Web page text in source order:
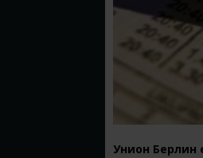
Унион Берлин